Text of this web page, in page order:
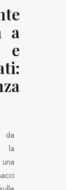
a
e
da
la